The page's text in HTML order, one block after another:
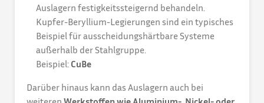
Auslagern festigkeitssteigernd behandeln.
Kupfer-Beryllium-Legierungen sind ein typisches
Beispiel für ausscheidungshärtbare Systeme
außerhalb der Stahlgruppe.
Beispiel: CuBe
Darüber hinaus kann das Auslagern auch bei